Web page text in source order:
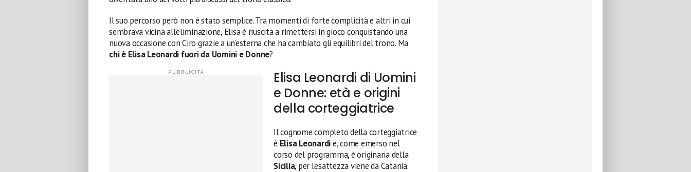
Il suo percorso però non è stato semplice. Tra momenti di forte complicità e altri in cui
sembrava vicina all’eliminazione, Elisa è riuscita a rimettersi in gioco conquistando una
nuova occasione con Ciro grazie a un’esterna che ha cambiato gli equilibri del trono. Ma
chi è Elisa Leonardi fuori da Uomini e Donne?
Elisa Leonardi di Uomini
e Donne: età e origini
della corteggiatrice
Il cognome completo della corteggiatrice
è Elisa Leonardie, come emerso nel
corso del programma, è originaria della
Sicilia, per l’esattezza viene da Catania.